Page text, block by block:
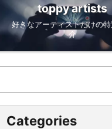
toppy artists
好きなアーティストだけの
介
Categories